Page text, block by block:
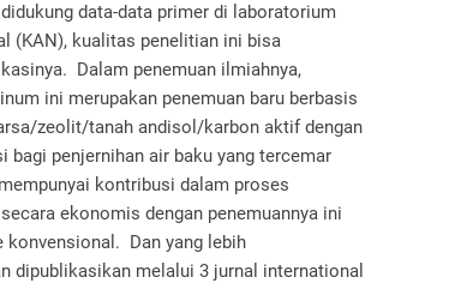
data-data primer di laboratorium
(KAN), kualitas penelitian ini bisa
Dalam penemuan ilmiahnya,
ini merupakan penemuan baru berbasis
zeolit/tanah andisol/karbon aktif dengan
penjernihan air baku yang tercemar
kontribusi dalam proses
ekonomis dengan penemuannya ini
konvensional. Dan yang lebih
dipublikasikan melalui 3 jurnal international